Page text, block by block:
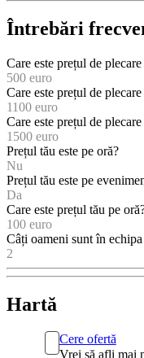
Întrebări
Care este prețul de
500 euro
Care este prețul de
1100 euro
Care este prețul de
1500 euro
Prețul tău este pe oră?
Nu
Prețul tău este pe
Da
Care este prețul tău pe
100 euro
Câți oameni sunt în echipa
2
Hartă
Cere ofertă
Vrei să afli mai